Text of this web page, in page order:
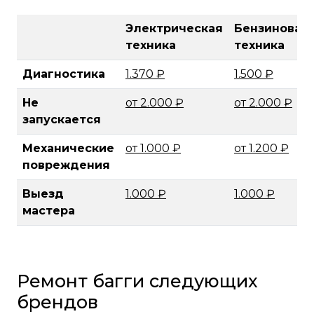
Электрическая
техника
Бензиновая
техника
Диагностика 1.370 ₽ 1.500 ₽
Не
запускается
от 2.000 ₽ от 2.000 ₽
Механические
повреждения
от 1.000 ₽ от 1.200 ₽
Выезд
мастера
1.000 ₽ 1.000 ₽
Ремонт багги следующих
брендов